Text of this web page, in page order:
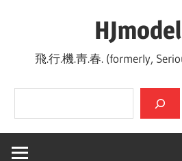
飛.行.機.靑.春. (formerly,
검색